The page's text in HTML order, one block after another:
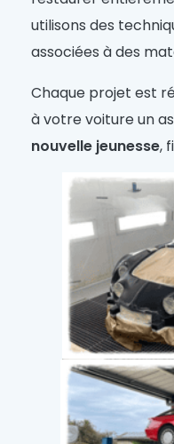
utilisons des
associées à des
Chaque projet est
à votre voiture un
nouvelle jeunesse,